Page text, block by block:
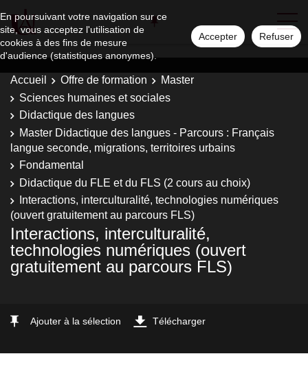
En poursuivant votre navigation sur ce
site, vous acceptez l'utilisation de
cookies à des fins de mesure
d'audience (statistiques anonymes).
Accepter Refuser
Accueil Offre de formation
Master
Sciences humaines et sociales
Didactique des langues
Master Didactique des langues - Parcours : Français
langue seconde, migrations, territoires urbains
Fondamental
Didactique du FLE et du FLS (2 cours au choix)
Interactions, interculturalité, technologies numériques
(ouvert gratuitement au parcours FLS)
Interactions, interculturalité,
technologies numériques (ouvert
gratuitement au parcours FLS)
Ajouter à la sélection Télécharger